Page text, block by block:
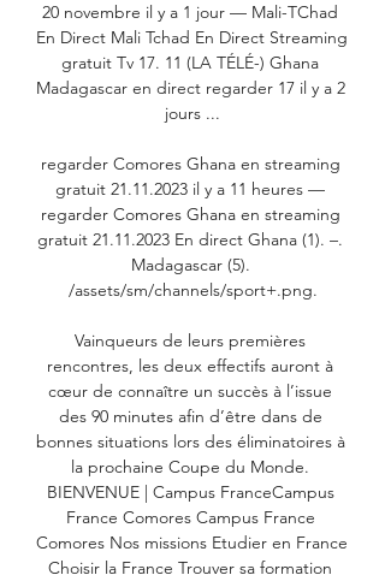
20 novembre il y a 1 jour — Mali-TChad
En Direct Mali Tchad En Direct Streaming
gratuit Tv 17. 11 (LA TÉLÉ-) Ghana
Madagascar en direct regarder 17 il y a 2
jours ...
regarder Comores Ghana en streaming
gratuit 21.11.2023 il y a 11 heures —
regarder Comores Ghana en streaming
gratuit 21.11.2023 En direct Ghana (1). –.
Madagascar (5).
/assets/sm/channels/sport+.png.
Vainqueurs de leurs premières
rencontres, les deux effectifs auront à
cœur de connaître un succès à l’issue
des 90 minutes afin d’être dans de
bonnes situations lors des éliminatoires à
la prochaine Coupe du Monde.
BIENVENUE | Campus FranceCampus
France Comores Campus France
Comores Nos missions Etudier en France
Choisir la France Trouver sa formation